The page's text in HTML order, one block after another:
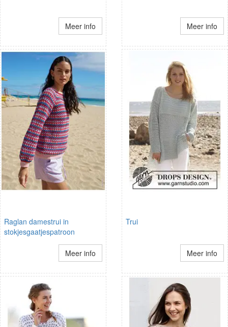
Meer info Meer info
Raglan damestrui in
stokjesgaatjespatroon
Meer info
Trui
Meer info